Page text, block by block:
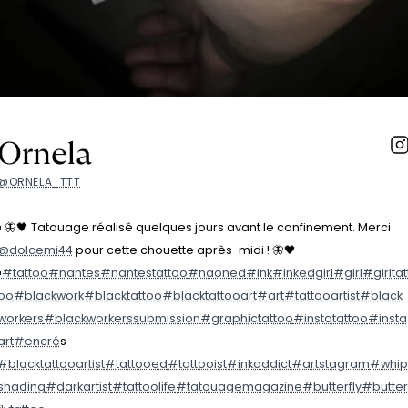
🦋🖤 Tatouage réalisé quelques jours avant le confinement. Merci
pour cette chouette après-midi ! 🦋🖤
#tattoo#nantes#nantestattoo#naoned#ink#inkedgirl#girl
#blackwork#blacktattoo#blacktattooart#art#tattooartist#black
#blackworkerssubmission#graphictattoo#instatattoo#insta
#encrés
#tattooed#tattooist#inkaddict#artstagram#whip
#darkartist#tattoolife#tatouagemagazine#butterfly#butter